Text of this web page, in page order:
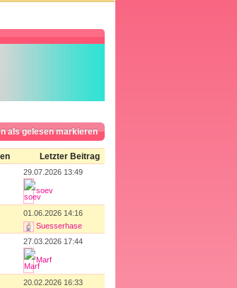
als gelesen markieren
Letzter Beitrag
29.07.2026 13:49
soev
01.06.2026 14:16
Suesserhase
27.03.2026 17:44
Marf
20.02.2026 16:33